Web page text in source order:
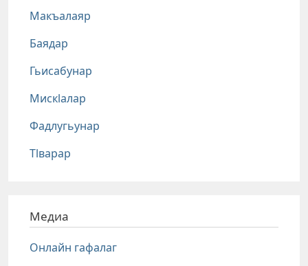
Макъалаяр
Баядар
Гьисабунар
Мискlалар
Фадлугьунар
Тlварар
Медиа
Онлайн гафалаг